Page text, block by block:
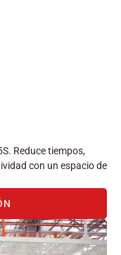
Reduce tiempos,
con un espacio de